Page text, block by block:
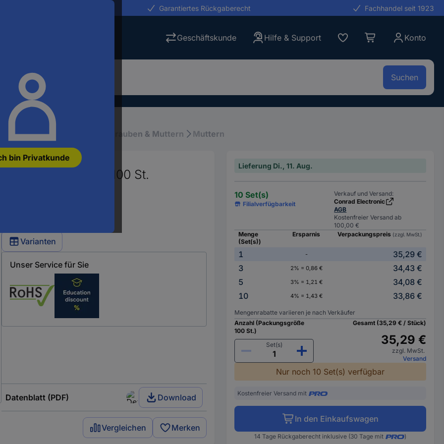
bin Privatkunde
Garantiertes Rückgaberecht Fachhandel seit 1923
Geschäftskunde Hilfe & Support Konto
Suchen
& Montagematerial Schrauben & Muttern Muttern
M4 DIN 466 Stahl 100 St.
Varianten
Unser Service für Sie
Datenblatt (PDF) Download
Vergleichen Merken
Lieferung Di., 11. Aug.
10 Set(s)
Filialverfügbarkeit
Verkauf und Versand:
Conrad Electronic
AGB
Kostenfreier Versand ab
100,00 €
Menge
(Set(s))
Ersparnis Verpackungspreis (zzgl. MwSt.)
1 -
35,29 €
3
2% = 0,86 €
34,43 €
5
3% = 1,21 €
34,08 €
10
4% = 1,43 € 33,86 €
Mengenrabatte variieren je nach Verkäufer
Anzahl (Packungsgröße
100 St.)
Set(s)
Gesamt (35,29 € / Stück)
35,29 €
zzgl. MwSt.
Versand
Nur noch 10 Set(s) verfügbar
Kostenfreier Versand mit
In den Einkaufswagen
14 Tage Rückgaberecht inklusive (30 Tage mit )